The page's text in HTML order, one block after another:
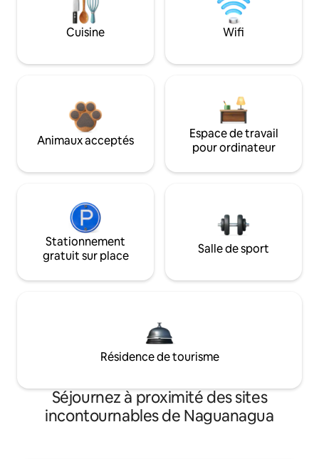
Cuisine Wifi
Animaux acceptés
Espace de travail
pour ordinateur
Stationnement
gratuit sur place
Salle de sport
Résidence de tourisme
Séjournez à proximité des sites
incontournables de Naguanagua